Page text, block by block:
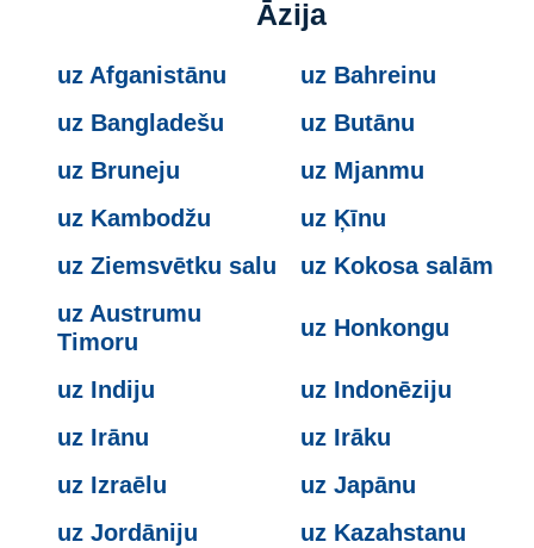
Āzija
uz Afganistānu
uz Bahreinu
uz Bangladešu
uz Butānu
uz Bruneju
uz Mjanmu
uz Kambodžu
uz Ķīnu
uz Ziemsvētku salu
uz Kokosa salām
uz Austrumu
Timoru
uz Honkongu
uz Indiju
uz Indonēziju
uz Irānu
uz Irāku
uz Izraēlu
uz Japānu
uz Jordāniju
uz Kazahstanu